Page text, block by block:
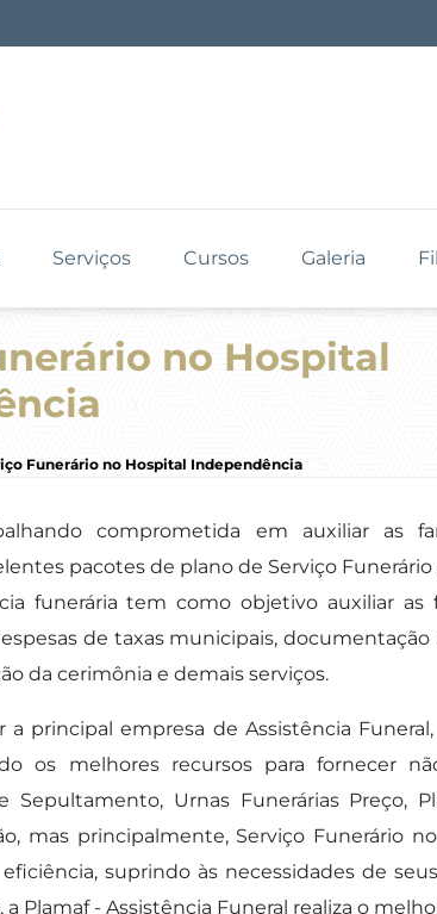
Serviços Cursos Galeria
no Hospital
Funerário no Hospital Independência
comprometida em auxiliar as
pacotes de plano de Serviço
funerária tem como objetivo auxiliar
de taxas municipais,
da cerimônia e demais serviços.
principal empresa de Assistência Funeral,
os melhores recursos para fornecer
Sepultamento, Urnas Funerárias Preço,
mas principalmente, Serviço Funerário
suprindo às necessidades de
a Plamaf - Assistência Funeral realiza o